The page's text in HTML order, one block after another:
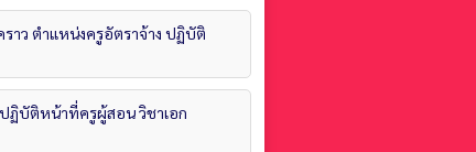
ราว ตำแหน่งครูอัตราจ้าง ปฏิบัติ
ฏิบัติหน้าที่ครูผู้สอน วิชาเอก